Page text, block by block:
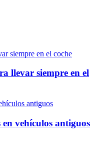
llevar siempre en el
vehículos antiguos